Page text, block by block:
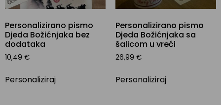
Personalizirano pismo
Djeda Božićnjaka bez
dodataka
10,49 €
Personaliziraj
Personalizirano pismo
Djeda Božićnjaka sa
šalicom u vreći
26,99 €
Personaliziraj